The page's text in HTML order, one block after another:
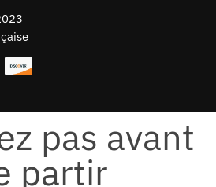
pas avant
partir